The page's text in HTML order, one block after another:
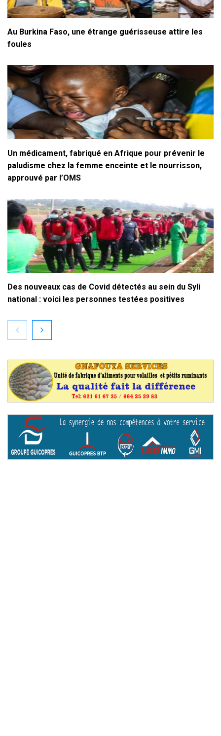
Au Burkina Faso, une étrange guérisseuse attire les
foules
Un médicament, fabriqué en Afrique pour prévenir le
paludisme chez la femme enceinte et le nourrisson,
approuvé par l’OMS
Des nouveaux cas de Covid détectés au sein du Syli
national : voici les personnes testées positives